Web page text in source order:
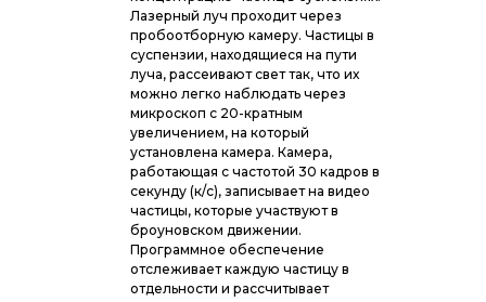
Лазерный луч проходит через
пробоотборную камеру. Частицы в
суспензии, находящиеся на пути
луча, рассеивают свет так, что их
можно легко наблюдать через
микроскоп с 20-кратным
увеличением, на который
установлена камера. Камера,
работающая с частотой 30 кадров в
секунду (к/с), записывает на видео
частицы, которые участвуют в
броуновском движении.
Программное обеспечение
отслеживает каждую частицу в
отдельности и рассчитывает